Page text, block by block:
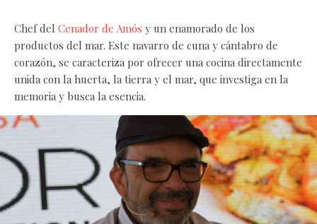
Chef del Cenador de Amós y un enamorado de los
productos del mar. Este navarro de cuna y cántabro de
corazón, se caracteriza por ofrecer una cocina directamente
unida con la huerta, la tierra y el mar, que investiga en la
memoria y busca la esencia.